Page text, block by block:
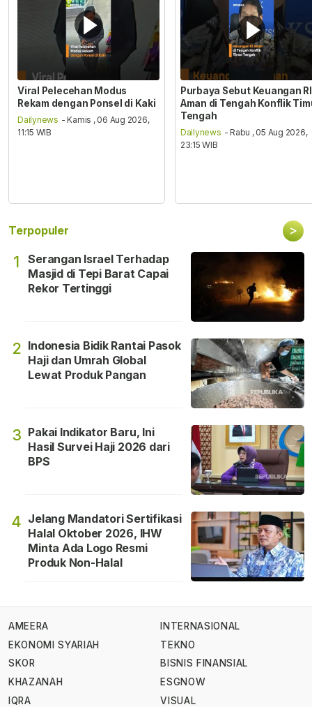
Viral Pelecehan Modus
Rekam dengan Ponsel di Kaki
Dailynews - Kamis , 06 Aug 2026,
11:15 WIB
Purbaya Sebut Keuangan RI
Aman di Tengah Konflik
Tengah
Dailynews - Rabu , 05 Aug 2026,
23:15 WIB
Terpopuler >
1
Serangan Israel Terhadap
Masjid di Tepi Barat Capai
Rekor Tertinggi
2 Indonesia Bidik Rantai Pasok
Haji dan Umrah Global
Lewat Produk Pangan
3 Pakai Indikator Baru, Ini
Hasil Survei Haji 2026 dari
BPS
4 Jelang Mandatori Sertifikasi
Halal Oktober 2026, IHW
Minta Ada Logo Resmi
Produk Non-Halal
AMEERA
EKONOMI SYARIAH
SKOR
KHAZANAH
IQRA
INTERNASIONAL
TEKNO
BISNIS FINANSIAL
ESGNOW
VISUAL